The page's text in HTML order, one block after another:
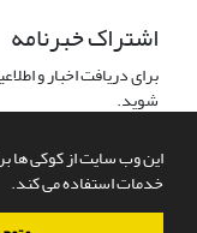
این وب سایت از کوکی ها
خدمات استفاده می کند.
اشتراک خبرنامه
برای دریافت اخبار و
شوید.